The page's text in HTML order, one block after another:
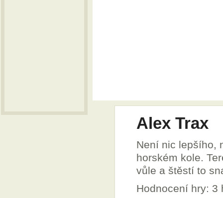
Alex Trax
Není nic lepšího,
horském kole.
vůle a štěstí to
Hodnocení hry: 3